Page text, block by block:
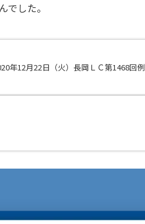
でした。
年12月22日（火）長岡ＬＣ第1468回